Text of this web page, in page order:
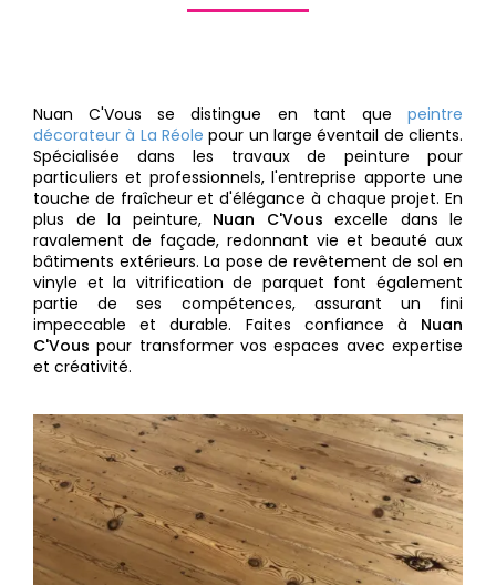
Nuan C'Vous se distingue en tant que peintre
décorateur à La Réole pour un large éventail de clients.
Spécialisée dans les travaux de peinture pour
particuliers et professionnels, l'entreprise apporte une
touche de fraîcheur et d'élégance à chaque projet. En
plus de la peinture, Nuan C'Vous excelle dans le
ravalement de façade, redonnant vie et beauté aux
bâtiments extérieurs. La pose de revêtement de sol en
vinyle et la vitrification de parquet font également
partie de ses compétences, assurant un fini
impeccable et durable. Faites confiance à Nuan
C'Vous pour transformer vos espaces avec expertise
et créativité.